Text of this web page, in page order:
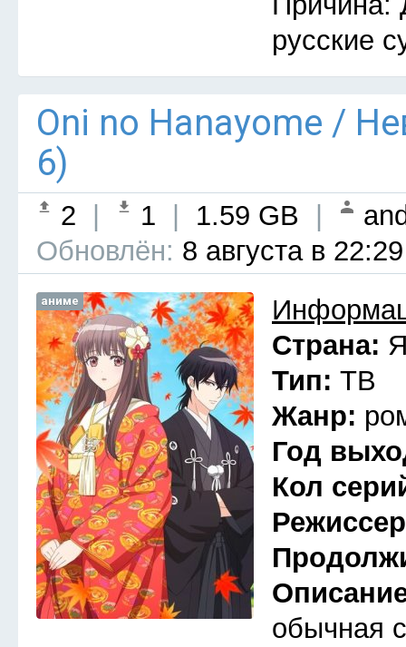
русские
Oni no Hanayome /
6)
2 1 1.59 GB
Обновлён: 8 августа в 22:29
аниме
Страна:
Тип: ТВ
Жанр:
Год
Кол
обычная